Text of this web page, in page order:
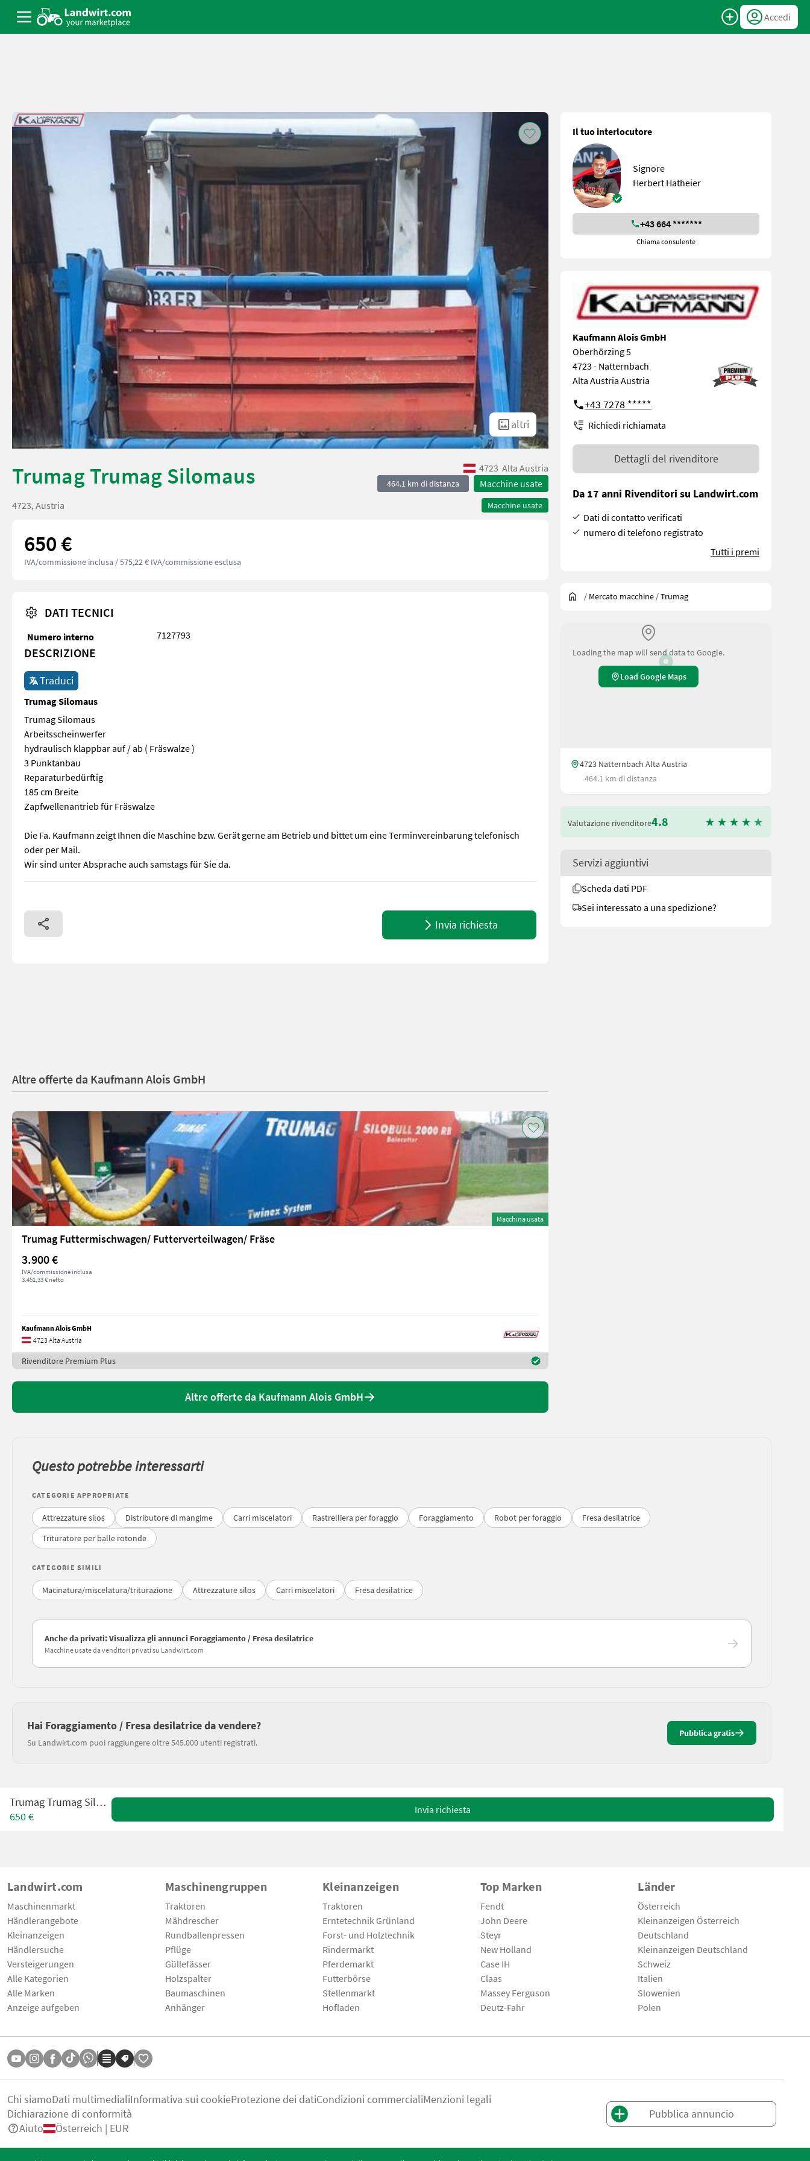
Accedi
altri
Trumag Trumag Silomaus 4723 Alta Austria
464.1 km di distanza Macchine usate
Macchine usate
4723, Austria
650 €
IVA/commissione inclusa / 575,22 € IVA/commissione esclusa
DATI TECNICI
Numero interno 7127793
DESCRIZIONE
Traduci
Trumag Silomaus
Trumag Silomaus
Arbeitsscheinwerfer
hydraulisch klappbar auf / ab ( Fräswalze )
3 Punktanbau
Reparaturbedürftig
185 cm Breite
Zapfwellenantrieb für Fräswalze
Die Fa. Kaufmann zeigt Ihnen die Maschine bzw. Gerät gerne am Betrieb und bittet um eine Terminvereinbarung telefonisch
oder per Mail.
Wir sind unter Absprache auch samstags für Sie da.
Trumag Silomaus Arbeitsscheinwerfer hydraulisch klappbar auf / ab ( Fräswalze ) 3 Punktanbau Reparaturbedürftig 185 cm Breite Zapfwellenantrieb für Fräswalze Die Fa. Kaufmann zeigt
Invia richiesta
Il tuo interlocutore
Signore
Herbert Hatheier
+43 664 *******
Chiama consulente
Kaufmann Alois GmbH
Oberhörzing 5
4723 - Natternbach
Alta Austria Austria
+43 7278 *****
Richiedi richiamata
Dettagli del rivenditore
Da 17 anni Rivenditori su Landwirt.com
Dati di contatto verificati
numero di telefono registrato
Tutti i premi
/ Mercato macchine /Trumag
Loading the map will send data to Google.
Load Google Maps
4723 Natternbach Alta Austria
464.1 km di distanza
Valutazione rivenditore4.8
Servizi aggiuntivi
Scheda dati PDF
Sei interessato a una spedizione?
Altre offerte da Kaufmann Alois GmbH
Macchina usata
Trumag Futtermischwagen/ Futterverteilwagen/ Fräse
3.900 €
IVA/commissione inclusa
3.451,33 € netto
Kaufmann Alois GmbH
4723 Alta Austria
Rivenditore Premium Plus
Altre offerte da Kaufmann Alois GmbH
Questo potrebbe interessarti
CATEGORIE APPROPRIATE
Attrezzature silos Distributore di mangime Carri miscelatori Rastrelliera per foraggio Foraggiamento Robot per foraggio
Fresa desilatrice
Trituratore per balle rotonde
CATEGORIE SIMILI
Macinatura/miscelatura/triturazione Attrezzature silos Carri miscelatori Fresa desilatrice
Anche da privati: Visualizza gli annunci Foraggiamento / Fresa desilatrice
Macchine usate da venditori privati su Landwirt.com
Hai Foraggiamento / Fresa desilatrice da vendere?
Su Landwirt.com puoi raggiungere oltre 545.000 utenti registrati.
Pubblica gratis
Trumag Trumag Silomaus
650 €
Invia richiesta
Landwirt.com
Maschinenmarkt
Händlerangebote
Kleinanzeigen
Händlersuche
Versteigerungen
Alle Kategorien
Alle Marken
Anzeige aufgeben
Maschinengruppen
Traktoren
Mähdrescher
Rundballenpressen
Pflüge
Güllefässer
Holzspalter
Baumaschinen
Anhänger
Kleinanzeigen
Traktoren
Erntetechnik Grünland
Forst- und Holztechnik
Rindermarkt
Pferdemarkt
Futterbörse
Stellenmarkt
Hofladen
Top Marken
Fendt
John Deere
Steyr
New Holland
Case IH
Claas
Massey Ferguson
Deutz-Fahr
Länder
Österreich
Kleinanzeigen Österreich
Deutschland
Kleinanzeigen Deutschland
Schweiz
Italien
Slowenien
Polen
Chi siamoDati multimedialiInformativa sui cookieProtezione dei datiCondizioni commercialiMenzioni legali
Dichiarazione di conformità
Aiuto
Österreich | EUR
Pubblica annuncio